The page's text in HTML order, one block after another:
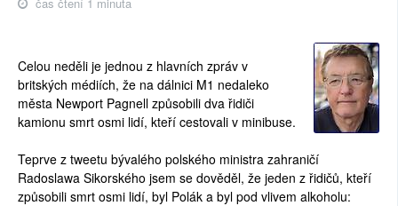
Celou neděli je jednou z hlavních zpráv v
britských médiích, že na dálnici M1 nedaleko
města Newport Pagnell způsobili dva řidiči
kamionu smrt osmi lidí, kteří cestovali v minibuse.
Teprve z tweetu bývalého polského ministra zahraničí
Radoslawa Sikorského jsem se dověděl, že jeden z řidičů, kteří
způsobili smrt osmi lidí, byl Polák a byl pod vlivem alkoholu: